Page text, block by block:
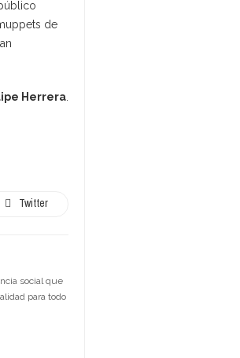
de
Herrera
Twitter
social que
para todo